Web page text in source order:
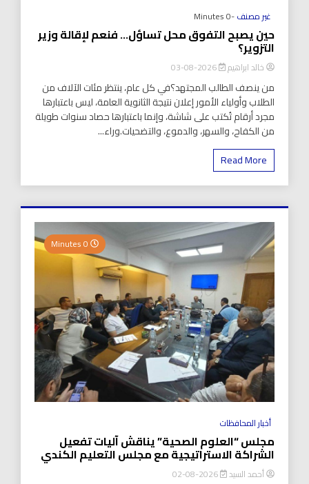
غير مصنف-0 Minutes
حين يصبح التفوق محل تساؤل… فنعم لإقالة وزير
التزوير؟
خالد ابراهيم 2026-08-03
من ينصف الطالب المجتهد؟في كل عام، ينتظر مئات الآلاف من
الطلاب وأولياء الأمور إعلان نتيجة الثانوية العامة، ليس باعتبارها
مجرد أرقام تُكتب على شاشة، وإنما باعتبارها حصاد سنوات طويلة
من الكفاح، والسهر، والدموع، والتضحيات.وراء...
Read More
أخبار المحافظات
مجلس “العلوم الصحية” يناقش آليات تفعيل
الشراكة الاستراتيجية مع مجلس التعليم الكندي
أحمد السيد 2026-08-02